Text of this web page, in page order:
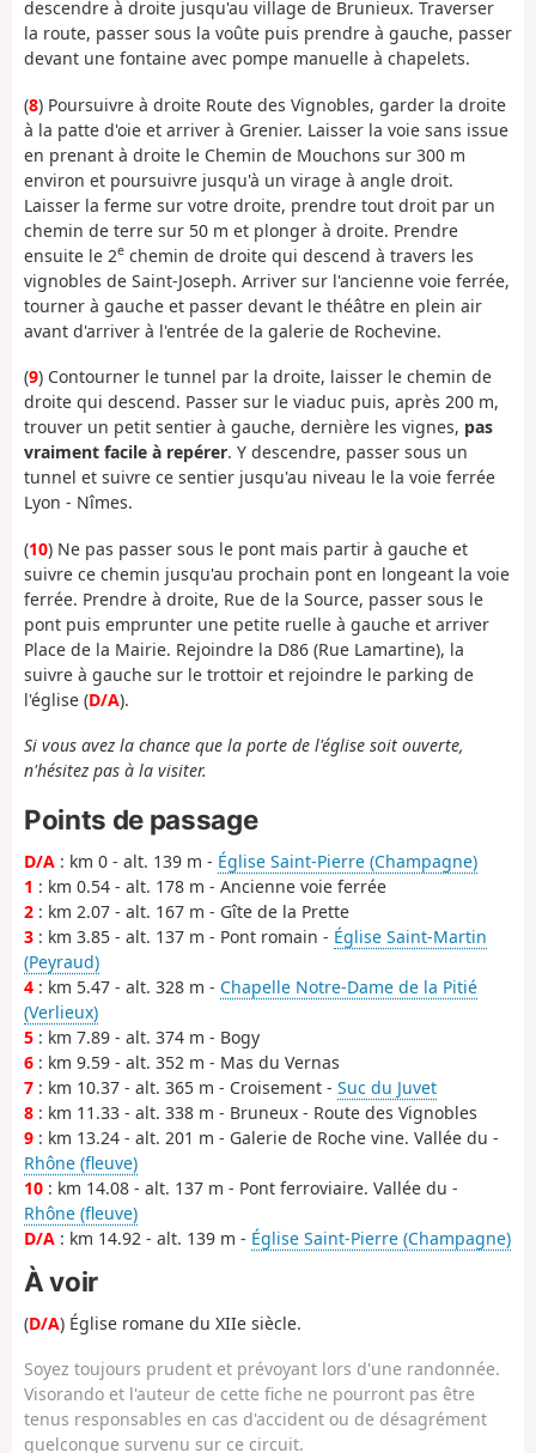
descendre à droite jusqu'au village de Brunieux. Traverser
la route, passer sous la voûte puis prendre à gauche, passer
devant une fontaine avec pompe manuelle à chapelets.
(8) Poursuivre à droite Route des Vignobles, garder la droite
à la patte d'oie et arriver à Grenier. Laisser la voie sans issue
en prenant à droite le Chemin de Mouchons sur 300 m
environ et poursuivre jusqu'à un virage à angle droit.
Laisser la ferme sur votre droite, prendre tout droit par un
chemin de terre sur 50 m et plonger à droite. Prendre
ensuite le 2e chemin de droite qui descend à travers les
vignobles de Saint-Joseph. Arriver sur l'ancienne voie ferrée,
tourner à gauche et passer devant le théâtre en plein air
avant d'arriver à l'entrée de la galerie de Rochevine.
(9) Contourner le tunnel par la droite, laisser le chemin de
droite qui descend. Passer sur le viaduc puis, après 200 m,
trouver un petit sentier à gauche, dernière les vignes, pas
vraiment facile à repérer. Y descendre, passer sous un
tunnel et suivre ce sentier jusqu'au niveau le la voie ferrée
Lyon - Nîmes.
(10) Ne pas passer sous le pont mais partir à gauche et
suivre ce chemin jusqu'au prochain pont en longeant la voie
ferrée. Prendre à droite, Rue de la Source, passer sous le
pont puis emprunter une petite ruelle à gauche et arriver
Place de la Mairie. Rejoindre la D86 (Rue Lamartine), la
suivre à gauche sur le trottoir et rejoindre le parking de
l'église (D/A).
Si vous avez la chance que la porte de l'église soit ouverte,
n'hésitez pas à la visiter.
Points de passage
D/A : km 0 - alt. 139 m - Église Saint-Pierre (Champagne)
1 : km 0.54 - alt. 178 m - Ancienne voie ferrée
2 : km 2.07 - alt. 167 m - Gîte de la Prette
3 : km 3.85 - alt. 137 m - Pont romain - Église Saint-Martin
(Peyraud)
4 : km 5.47 - alt. 328 m - Chapelle Notre-Dame de la Pitié
(Verlieux)
5 : km 7.89 - alt. 374 m - Bogy
6 : km 9.59 - alt. 352 m - Mas du Vernas
7 : km 10.37 - alt. 365 m - Croisement - Suc du Juvet
8 : km 11.33 - alt. 338 m - Bruneux - Route des Vignobles
9 : km 13.24 - alt. 201 m - Galerie de Roche vine. Vallée du -
Rhône (fleuve)
10 : km 14.08 - alt. 137 m - Pont ferroviaire. Vallée du -
Rhône (fleuve)
D/A : km 14.92 - alt. 139 m - Église Saint-Pierre (Champagne)
À voir
(D/A) Église romane du XIIe siècle.
Soyez toujours prudent et prévoyant lors d'une randonnée.
Visorando et l'auteur de cette fiche ne pourront pas être
tenus responsables en cas d'accident ou de désagrément
quelconque survenu sur ce circuit.